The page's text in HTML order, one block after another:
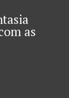
as